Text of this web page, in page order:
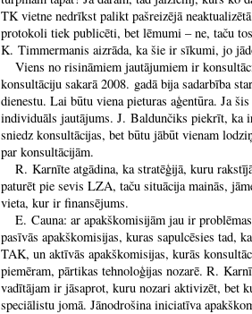
TK vietne nedrīkst palikt pašreizējā
protokoli tiek publicēti, bet lēmumi – ne, taču
K. Timmermanis aizrāda, ka šie ir sīkumi, jo
Viens no risināmiem jautājumiem ir
konsultāciju sakarā 2008. gadā bija sadarbība
dienestu. Lai būtu viena pieturas aģentūra. Ja
individuāls jautājums. J. Baldunčiks piekrīt, ka
sniedz konsultācijas, bet būtu jābūt vienam
par konsultācijām.
R. Karnīte atgādina, ka stratēģijā, kuru
paturēt pie sevis LZA, taču situācija mainās,
vieta, kur ir finansējums.
E. Cauna: ar apakškomisijām jau ir
pasīvās apakškomisijas, kuras sapulcēsies tad,
TAK, un aktīvās apakškomisijas, kurās
piemēram, pārtikas tehnoloģijas nozarē. R.
vadītājam ir jāsaprot, kuru nozari aktivizēt, bet
speciālistu jomā. Jānodrošina iniciatīva